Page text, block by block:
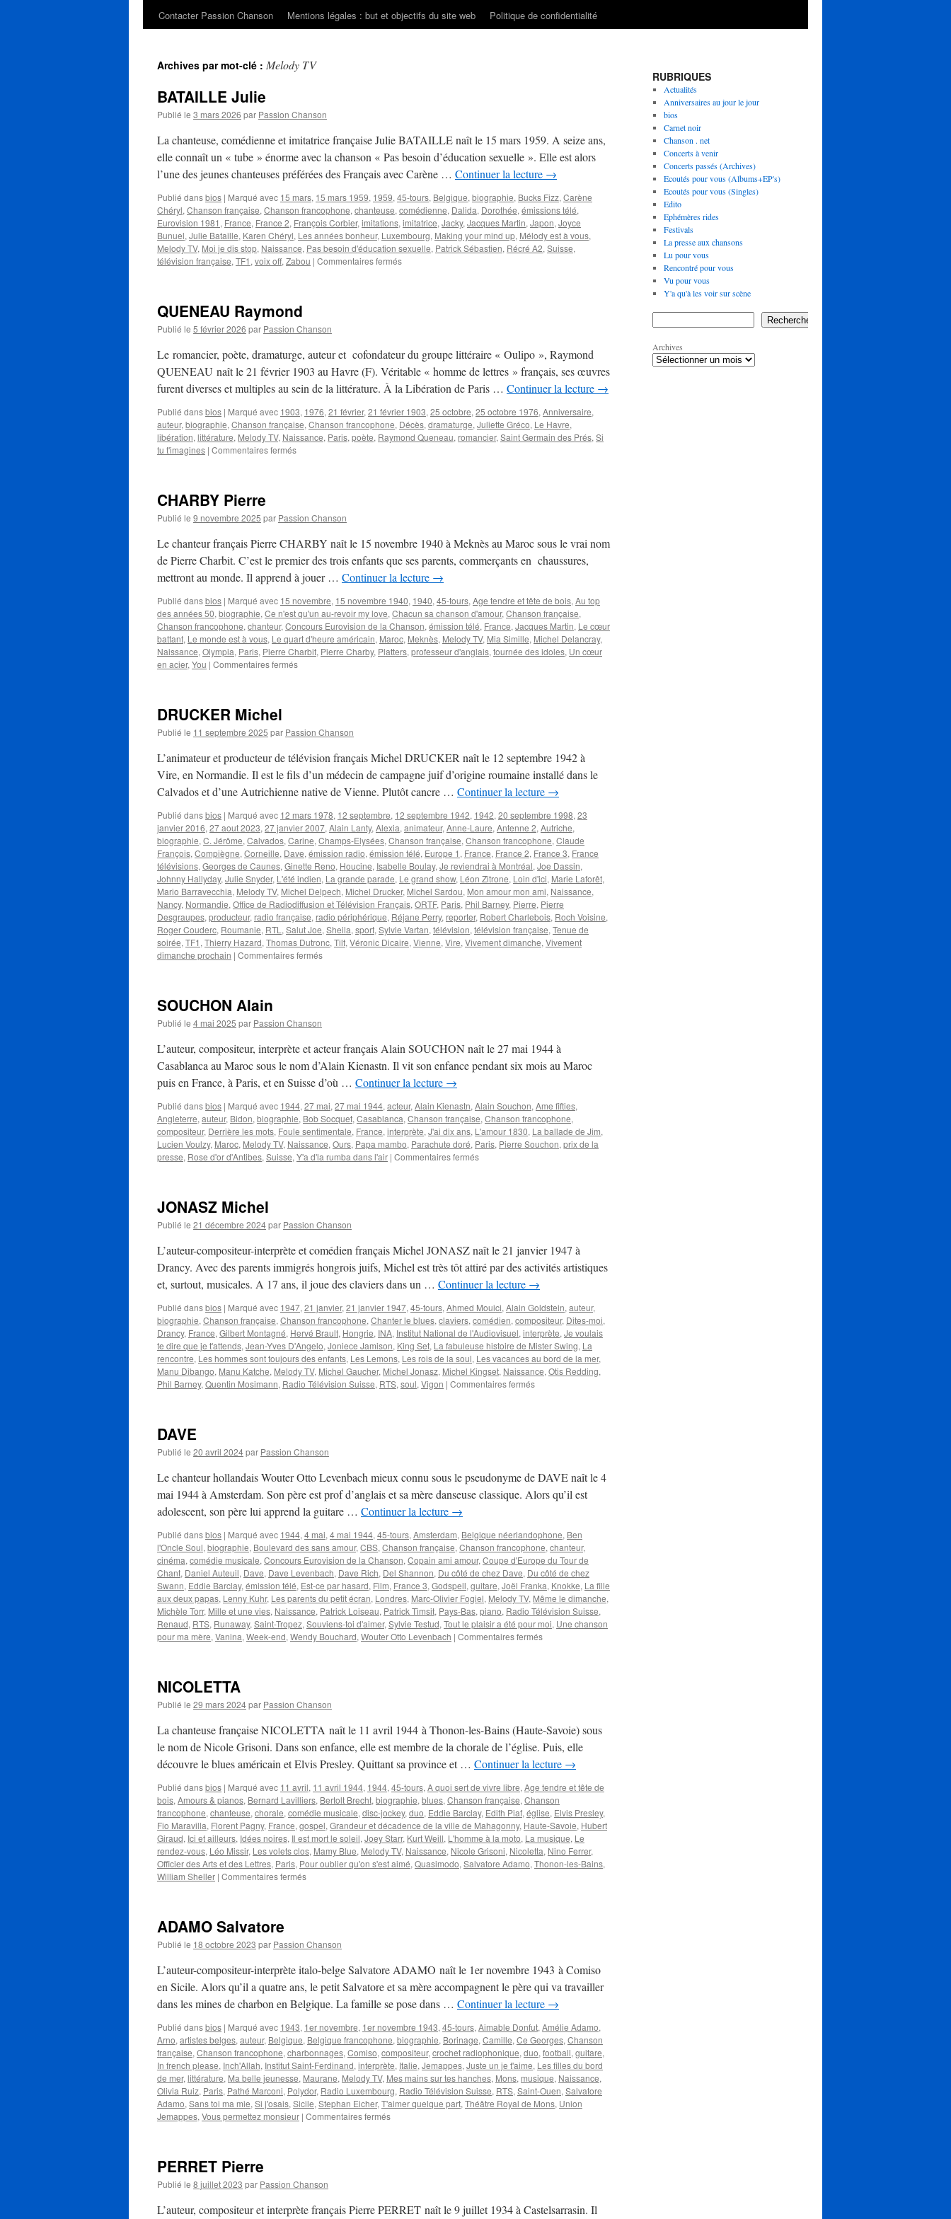
Contacter Passion Chanson
Mentions légales : but et objectifs du site web Politique de confidentialité
Archives par mot-clé : Melody TV
BATAILLE Julie
Publié le 3 mars 2026 par Passion Chanson
La chanteuse, comédienne et imitatrice française Julie BATAILLE naît le 15 mars 1959. A seize ans,
elle connaît un « tube » énorme avec la chanson « Pas besoin d’éducation sexuelle ». Elle est alors
l’une des jeunes chanteuses préférées des Français avec Carène … Continuer la lecture →
Publié dansbios | Marqué avec 15 mars, 15 mars 1959, 1959, 45-tours, Belgique, biographie, Bucks Fizz, Carène
Chéryl, Chanson française, Chanson francophone, chanteuse, comédienne, Dalida, Dorothée, émissions télé,
Eurovision 1981 , France, France 2, François Corbier, imitations, imitatrice, Jacky, Jacques Martin, Japon, Joyce
Bunuel, Julie Bataille, Karen Chéryl, Les années bonheur, Luxembourg, Making your mind up, Mélody est à vous,
Melody TV, Moi je dis stop, Naissance, Pas besoin d'éducation sexuelle, Patrick Sébastien, Récré A2, Suisse,
télévision française, TF1 , voix off, Zabou | Commentaires ferméssur
QUENEAU Raymond
Publié le 5 février 2026 par Passion Chanson
Le romancier, poète, dramaturge, auteur et cofondateur du groupe littéraire « Oulipo », Raymond
QUENEAU naît le 21 février 1903 au Havre (F). Véritable « homme de lettres » français, ses œuvres
furent diverses et multiples au sein de la littérature. À la Libération de Paris … Continuer la lecture →
Publié dansbios | Marqué avec 1903, 1976, 21 février, 21 février 1903, 25 octobre, 25 octobre 1976, Anniversaire,
auteur, biographie, Chanson française, Chanson francophone, Décès, dramaturge, Juliette Gréco, Le Havre,
libération, littérature, Melody TV, Naissance, Paris, poète, Raymond Queneau, romancier, Saint Germain des Prés, Si
tu t'imagines | Commentaires ferméssur
CHARBY Pierre
Publié le 9 novembre 2025 par Passion Chanson
Le chanteur français Pierre CHARBY naît le 15 novembre 1940 à Meknès au Maroc sous le vrai nom
de Pierre Charbit. C’est le premier des trois enfants que ses parents, commerçants en chaussures,
mettront au monde. Il apprend à jouer … Continuer la lecture →
Publié dansbios | Marqué avec 15 novembre, 15 novembre 1940, 1940, 45-tours, Age tendre et tête de bois, Au top
des années 50, biographie, Ce n'est qu'un au-revoir my love, Chacun sa chanson d'amour, Chanson française,
Chanson francophone, chanteur, Concours Eurovision de la Chanson, émission télé, France, Jacques Martin, Le cœur
battant, Le monde est à vous, Le quart d'heure américain, Maroc, Meknès, Melody TV, Mia Simille, Michel Delancray,
Naissance, Olympia, Paris, Pierre Charbit, Pierre Charby, Platters, professeur d'anglais, tournée des idoles, Un cœur
en acier, You | Commentaires ferméssur
DRUCKER Michel
Publié le 11 septembre 2025 par Passion Chanson
L’animateur et producteur de télévision français Michel DRUCKER naît le 12 septembre 1942 à
Vire, en Normandie. Il est le fils d’un médecin de campagne juif d’origine roumaine installé dans le
Calvados et d’une Autrichienne native de Vienne. Plutôt cancre … Continuer la lecture →
Publié dansbios | Marqué avec 12 mars 1978, 12 septembre, 12 septembre 1942, 1942, 20 septembre 1998, 23
janvier 2016, 27 aout 2023, 27 janvier 2007, Alain Lanty, Alexia, animateur, Anne-Laure, Antenne 2, Autriche,
biographie, C. Jérôme, Calvados, Carine, Champs-Elysées, Chanson française, Chanson francophone, Claude
François, Compiègne, Corneille, Dave, émission radio, émission télé, Europe 1 , France, France 2, France 3, France
télévisions, Georges de Caunes, Ginette Reno, Houcine, Isabelle Boulay, Je reviendrai à Montréal, Joe Dassin,
Johnny Hallyday, Julie Snyder, L'été indien, La grande parade, Le grand show, Léon Zitrone, Loin d'ici, Marie Laforêt,
Mario Barravecchia, Melody TV, Michel Delpech, Michel Drucker, Michel Sardou, Mon amour mon ami, Naissance,
Nancy, Normandie, Office de Radiodiffusion et Télévision Français, ORTF, Paris, Phil Barney, Pierre, Pierre
Desgraupes, producteur, radio française, radio périphérique, Réjane Perry, reporter, Robert Charlebois, Roch Voisine,
Roger Couderc, Roumanie, RTL , Salut Joe, Sheila, sport, Sylvie Vartan, télévision, télévision française, Tenue de
soirée, TF1 , Thierry Hazard, Thomas Dutronc, Tilt, Véronic Dicaire, Vienne, Vire, Vivement dimanche, Vivement
dimanche prochain | Commentaires ferméssur
SOUCHON Alain
Publié le 4 mai 2025 par Passion Chanson
L’auteur, compositeur, interprète et acteur français Alain SOUCHON naît le 27 mai 1944 à
Casablanca au Maroc sous le nom d’Alain Kienastn. Il vit son enfance pendant six mois au Maroc
puis en France, à Paris, et en Suisse d’où … Continuer la lecture →
Publié dansbios | Marqué avec 1944, 27 mai, 27 mai 1944, acteur, Alain Kienastn, Alain Souchon, Ame fifties,
Angleterre, auteur, Bidon, biographie, Bob Socquet, Casablanca, Chanson française, Chanson francophone,
compositeur, Derrière les mots, Foule sentimentale, France, interprète, J'ai dix ans, L'amour 1830, La ballade de Jim,
Lucien Voulzy, Maroc, Melody TV, Naissance, Ours, Papa mambo, Parachute doré, Paris, Pierre Souchon, prix de la
presse, Rose d'or d'Antibes, Suisse, Y'a d'la rumba dans l'air | Commentaires ferméssur
JONASZ Michel
Publié le 21 décembre 2024par Passion Chanson
L’auteur-compositeur-interprète et comédien français Michel JONASZ naît le 21 janvier 1947 à
Drancy. Avec des parents immigrés hongrois juifs, Michel est très tôt attiré par des activités artistiques
et, surtout, musicales. A 17 ans, il joue des claviers dans un … Continuer la lecture →
Publié dansbios | Marqué avec 1947, 21 janvier, 21 janvier 1947, 45-tours, Ahmed Mouici, Alain Goldstein, auteur,
biographie, Chanson française, Chanson francophone, Chanter le blues, claviers, comédien, compositeur, Dites-moi,
Drancy, France, Gilbert Montagné, Hervé Brault, Hongrie, INA, Institut National de l'Audiovisuel, interprète, Je voulais
te dire que je t'attends, Jean-Yves D'Angelo, Joniece Jamison, King Set, La fabuleuse histoire de Mister Swing, La
rencontre, Les hommes sont toujours des enfants, Les Lemons, Les rois de la soul, Les vacances au bord de la mer,
Manu Dibango, Manu Katche, Melody TV, Michel Gaucher, Michel Jonasz, Michel Kingset, Naissance, Otis Redding,
Phil Barney, Quentin Mosimann, Radio Télévision Suisse, RTS, soul, Vigon | Commentaires ferméssur
DAVE
Publié le 20 avril 2024par Passion Chanson
Le chanteur hollandais Wouter Otto Levenbach mieux connu sous le pseudonyme de DAVE naît le 4
mai 1944 à Amsterdam. Son père est prof d’anglais et sa mère danseuse classique. Alors qu’il est
adolescent, son père lui apprend la guitare … Continuer la lecture →
Publié dansbios | Marqué avec 1944, 4 mai, 4 mai 1944, 45-tours, Amsterdam, Belgique néerlandophone, Ben
l'Oncle Soul, biographie, Boulevard des sans amour, CBS, Chanson française, Chanson francophone, chanteur,
cinéma, comédie musicale, Concours Eurovision de la Chanson, Copain ami amour, Coupe d'Europe du Tour de
Chant, Daniel Auteuil, Dave, Dave Levenbach, Dave Rich, Del Shannon, Du côté de chez Dave, Du côté de chez
Swann, Eddie Barclay, émission télé, Est-ce par hasard, Film, France 3, Godspell, guitare, Joël Franka, Knokke, La fille
aux deux papas, Lenny Kuhr, Les parents du petit écran, Londres, Marc-Olivier Fogiel, Melody TV, Même le dimanche,
Michèle Torr, Mille et une vies, Naissance, Patrick Loiseau, Patrick Timsit, Pays-Bas, piano, Radio Télévision Suisse,
Renaud, RTS, Runaway, Saint-Tropez, Souviens-toi d'aimer, Sylvie Testud, Tout le plaisir a été pour moi, Une chanson
pour ma mère, Vanina, Week-end, Wendy Bouchard, Wouter Otto Levenbach | Commentaires ferméssur
NICOLETTA
Publié le 29 mars 2024par Passion Chanson
La chanteuse française NICOLETTA naît le 11 avril 1944 à Thonon-les-Bains (Haute-Savoie) sous
le nom de Nicole Grisoni. Dans son enfance, elle est membre de la chorale de l’église. Puis, elle
découvre le blues américain et Elvis Presley. Quittant sa province et … Continuer la lecture →
Publié dansbios | Marqué avec 11 avril, 11 avril 1944, 1944, 45-tours, A quoi sert de vivre libre, Age tendre et tête de
bois, Amours & pianos, Bernard Lavilliers, Bertolt Brecht, biographie, blues, Chanson française, Chanson
francophone, chanteuse, chorale, comédie musicale, disc-jockey, duo, Eddie Barclay, Edith Piaf, église, Elvis Presley,
Fio Maravilla, Florent Pagny, France, gospel, Grandeur et décadence de la ville de Mahagonny, Haute-Savoie, Hubert
Giraud, Ici et ailleurs, Idées noires, Il est mort le soleil, Joey Starr, Kurt Weill, L'homme à la moto, La musique, Le
rendez-vous, Léo Missir, Les volets clos, Mamy Blue, Melody TV, Naissance, Nicole Grisoni, Nicoletta, Nino Ferrer,
Officier des Arts et des Lettres, Paris, Pour oublier qu'on s'est aimé, Quasimodo, Salvatore Adamo, Thonon-les-Bains,
William Sheller | Commentaires ferméssur
ADAMO Salvatore
Publié le 18 octobre 2023 par Passion Chanson
L’auteur-compositeur-interprète italo-belge Salvatore ADAMO naît le 1er novembre 1943 à Comiso
en Sicile. Alors qu’il a quatre ans, le petit Salvatore et sa mère accompagnent le père qui va travailler
dans les mines de charbon en Belgique. La famille se pose dans … Continuer la lecture →
Publié dansbios | Marqué avec 1943, 1er novembre, 1er novembre 1943, 45-tours, Aimable Donfut, Amélie Adamo,
Arno, artistes belges, auteur, Belgique, Belgique francophone, biographie, Borinage, Camille, Ce Georges, Chanson
française, Chanson francophone, charbonnages, Comiso, compositeur, crochet radiophonique, duo, football, guitare,
In french please, Inch'Allah, Institut Saint-Ferdinand, interprète, Italie, Jemappes, Juste un je t'aime, Les filles du bord
de mer, littérature, Ma belle jeunesse, Maurane, Melody TV, Mes mains sur tes hanches, Mons, musique, Naissance,
Olivia Ruiz, Paris, Pathé Marconi, Polydor, Radio Luxembourg, Radio Télévision Suisse, RTS, Saint-Ouen, Salvatore
Adamo, Sans toi ma mie, Si j'osais, Sicile, Stephan Eicher, T'aimer quelque part, Théâtre Royal de Mons, Union
Jemappes, Vous permettez monsieur | Commentaires ferméssur
PERRET Pierre
Publié le 8 juillet 2023 par Passion Chanson
L’auteur, compositeur et interprète français Pierre PERRET naît le 9 juillet 1934 à Castelsarrasin. Il
RUBRIQUES
Actualités
Anniversaires au jour le jour
bios
Carnet noir
Chanson . net
Concerts à venir
Concerts passés (Archives)
Ecoutés pour vous (Albums+EP's)
Ecoutés pour vous (Singles)
Edito
Ephémères rides
Festivals
La presse aux chansons
Lu pour vous
Rencontré pour vous
Vu pour vous
Y'a qu'à les voir sur scène
Rechercher
Archives